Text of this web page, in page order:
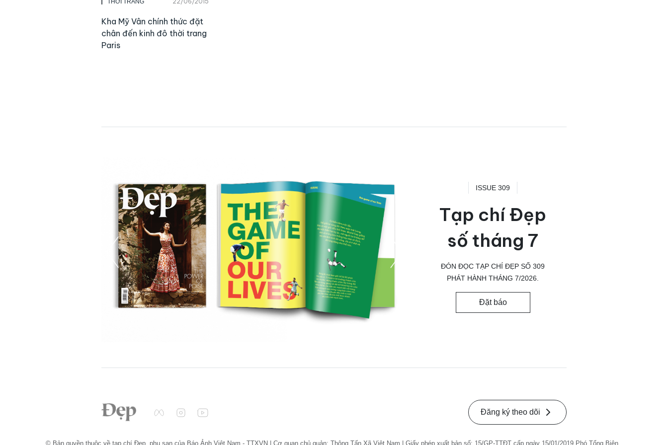
Kha Mỹ Vân chính thức đặt
chân đến kinh đô thời trang
Paris
ISSUE 309
Tạp chí Đẹp
số tháng 7
ĐÓN ĐỌC TẠP CHÍ ĐẸP SỐ 309
PHÁT HÀNH THÁNG 7/2026.
Đặt báo
Đăng ký theo dõi
© Bản quyền thuộc về tạp chí Đẹp, phụ san của Báo Ảnh Việt Nam - TTXVN | Cơ quan chủ quản: Thông Tấn Xã Việt Nam | Giấy phép xuất bản số: 15/GP-TTĐT cấp ngày 15/01/2019 Phó Tổng Biên